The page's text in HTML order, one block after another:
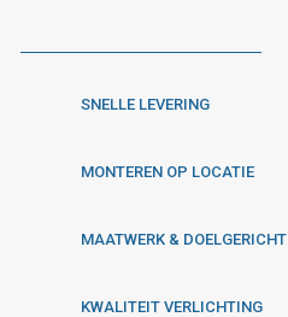
SNELLE LEVERING
MONTEREN OP LOCATIE
MAATWERK & DOELGERICHT
KWALITEIT VERLICHTING